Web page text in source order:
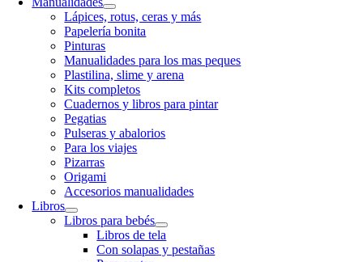
Lápices, rotus, ceras y más
Papelería bonita
Pinturas
Manualidades para los mas peques
Plastilina, slime y arena
Kits completos
Cuadernos y libros para pintar
Pegatias
Pulseras y abalorios
Para los viajes
Pizarras
Origami
Accesorios manualidades
Libros
Libros para bebés
Libros de tela
Con solapas y pestañas